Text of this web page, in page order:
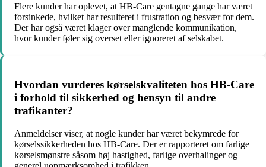
Flere kunder har oplevet, at HB-Care gentagne gange har været
forsinkede, hvilket har resulteret i frustration og besvær for dem.
Der har også været klager over manglende kommunikation,
hvor kunder føler sig overset eller ignoreret af selskabet.
Hvordan vurderes kørselskvaliteten hos HB-Care
i forhold til sikkerhed og hensyn til andre
trafikanter?
Anmeldelser viser, at nogle kunder har været bekymrede for
kørselssikkerheden hos HB-Care. Der er rapporteret om farlige
kørselsmønstre såsom høj hastighed, farlige overhalinger og